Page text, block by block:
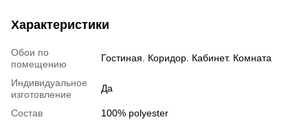
Характеристики
Обои по
помещению
Гостиная. Коридор. Кабинет. Комната
Индивидуальное
изготовление
Да
Состав
100% polyester